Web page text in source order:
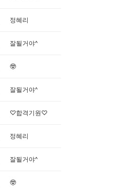
정혜리
잘될거야^
🤓
잘될거야^
♡합격기원♡
정혜리
잘될거야^
🤓